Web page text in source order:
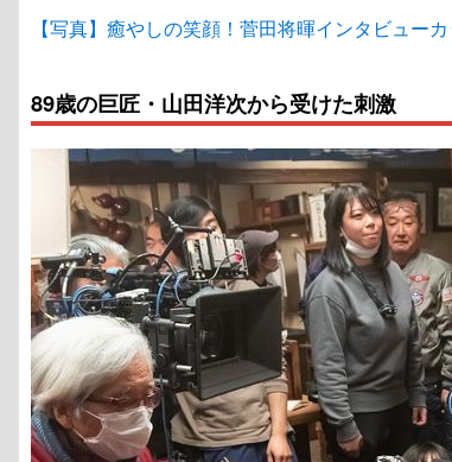
【写真】癒やしの笑顔！菅田将暉インタビュー
89歳の巨匠・山田洋次から受けた刺激